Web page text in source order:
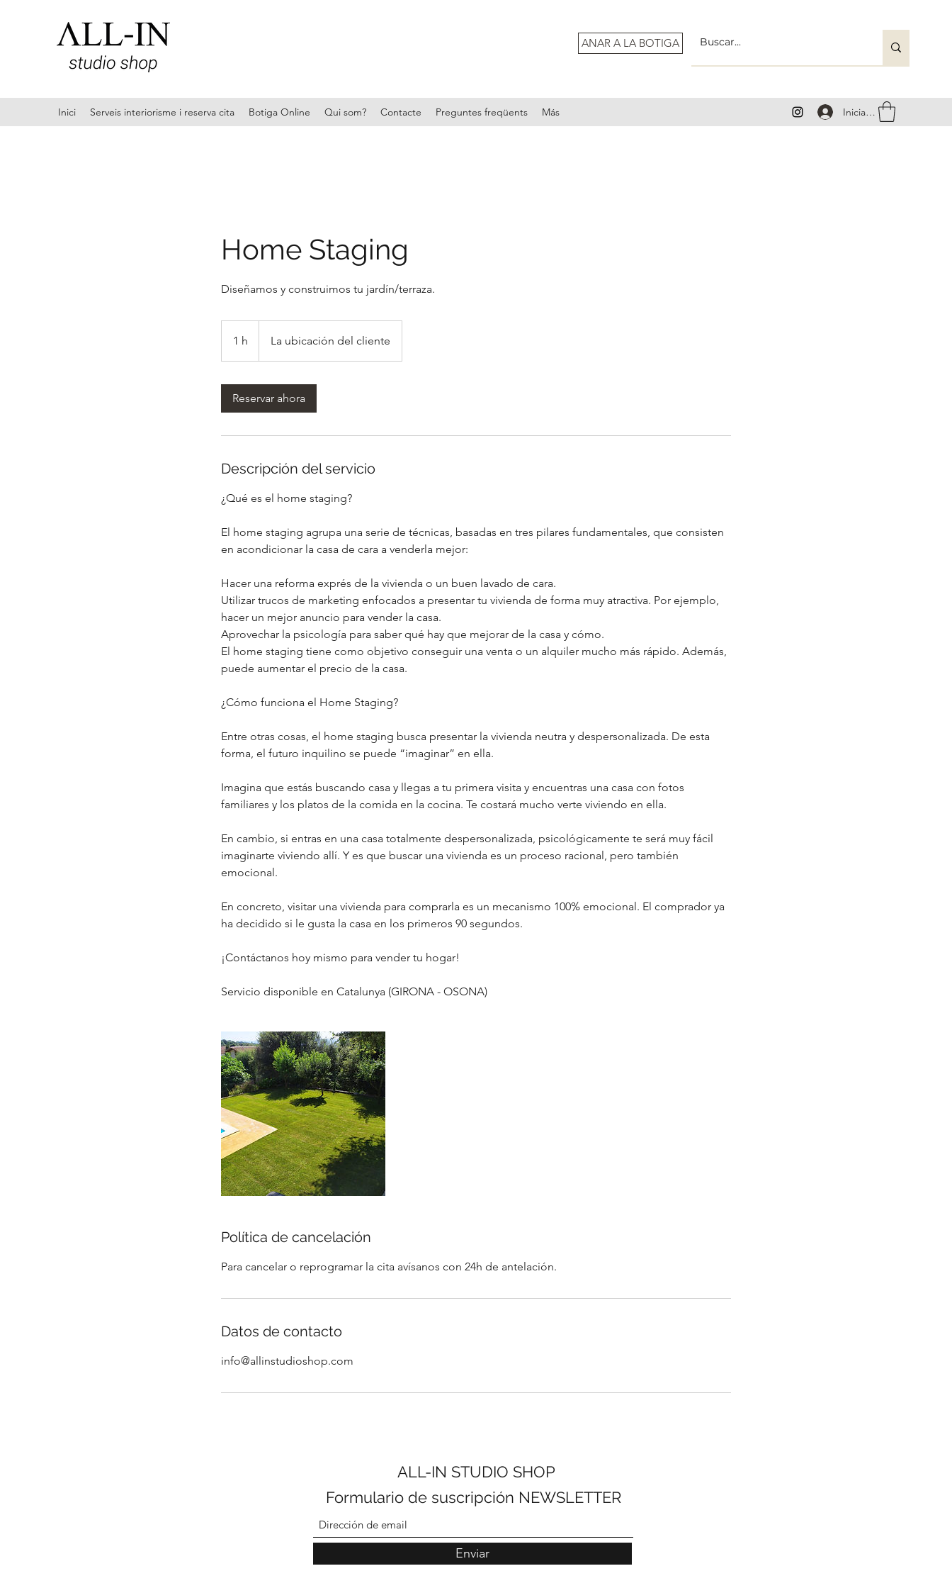
ANAR A LA BOTIGA
Inici Serveis interiorisme i reserva cita Botiga Online Qui som? Contacte Preguntes freqüents Más Iniciar sesión
Home Staging
Diseñamos y construimos tu jardín/terraza.
1 h La ubicación del cliente
Reservar ahora
Descripción del servicio
¿Qué es el home staging?
El home staging agrupa una serie de técnicas, basadas en tres pilares fundamentales, que consisten
en acondicionar la casa de cara a venderla mejor:
Hacer una reforma exprés de la vivienda o un buen lavado de cara.
Utilizar trucos de marketing enfocados a presentar tu vivienda de forma muy atractiva. Por ejemplo,
hacer un mejor anuncio para vender la casa.
Aprovechar la psicología para saber qué hay que mejorar de la casa y cómo.
El home staging tiene como objetivo conseguir una venta o un alquiler mucho más rápido. Además,
puede aumentar el precio de la casa.
¿Cómo funciona el Home Staging?
Entre otras cosas, el home staging busca presentar la vivienda neutra y despersonalizada. De esta
forma, el futuro inquilino se puede “imaginar” en ella.
Imagina que estás buscando casa y llegas a tu primera visita y encuentras una casa con fotos
familiares y los platos de la comida en la cocina. Te costará mucho verte viviendo en ella.
En cambio, si entras en una casa totalmente despersonalizada, psicológicamente te será muy fácil
imaginarte viviendo allí. Y es que buscar una vivienda es un proceso racional, pero también
emocional.
En concreto, visitar una vivienda para comprarla es un mecanismo 100% emocional. El comprador ya
ha decidido si le gusta la casa en los primeros 90 segundos.
¡Contáctanos hoy mismo para vender tu hogar!
Servicio disponible en Catalunya (GIRONA - OSONA)
Política de cancelación
Para cancelar o reprogramar la cita avísanos con 24h de antelación.
Datos de contacto
info@allinstudioshop.com
ALL-IN STUDIO SHOP
Formulario de suscripción NEWSLETTER
Enviar